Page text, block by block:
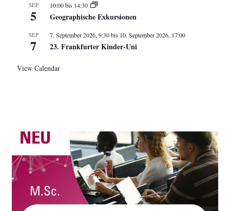
SEP
5
10:00bis 14:30
Geographische Exkursionen
SEP
7
7. September 2026, 9:30bis 10. September 2026, 17:00
23. Frankfurter Kinder-Uni
View Calendar